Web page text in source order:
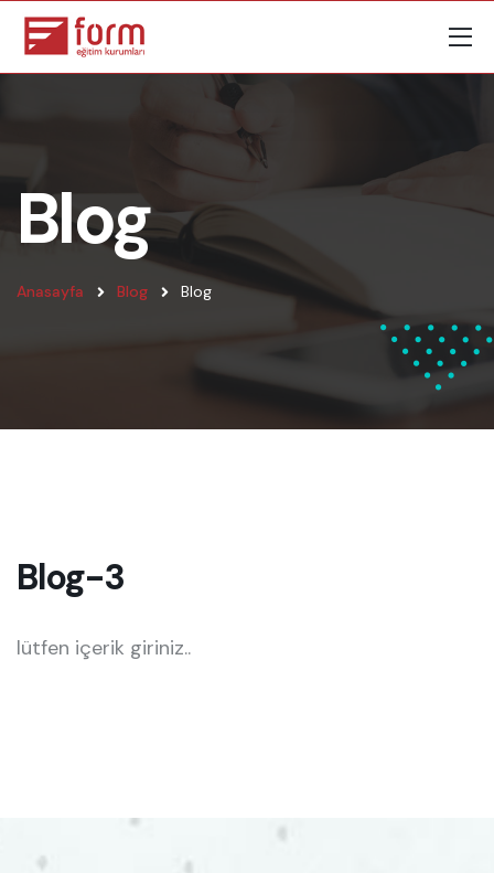
Blog
Anasayfa Blog Blog
Blog-3
lütfen içerik giriniz..